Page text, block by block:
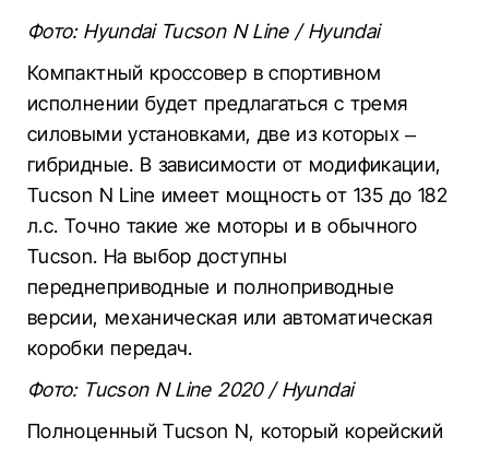
Фото: Hyundai Tucson N Line / Hyundai
Компактный кроссовер в спортивном
исполнении будет предлагаться с тремя
силовыми установками, две из которых –
гибридные. В зависимости от модификации,
Tucson N Line имеет мощность от 135 до 182
л.с. Точно такие же моторы и в обычного
Tucson. На выбор доступны
переднеприводные и полноприводные
версии, механическая или автоматическая
коробки передач.
Фото: Tucson N Line 2020 / Hyundai
Полноценный Tucson N, который корейский